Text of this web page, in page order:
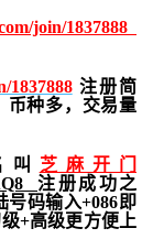
join/1837888
1837888注册简
币种多，交易量
叫 芝麻开门
注册成功之
号码输入+086即
+高级更方便上